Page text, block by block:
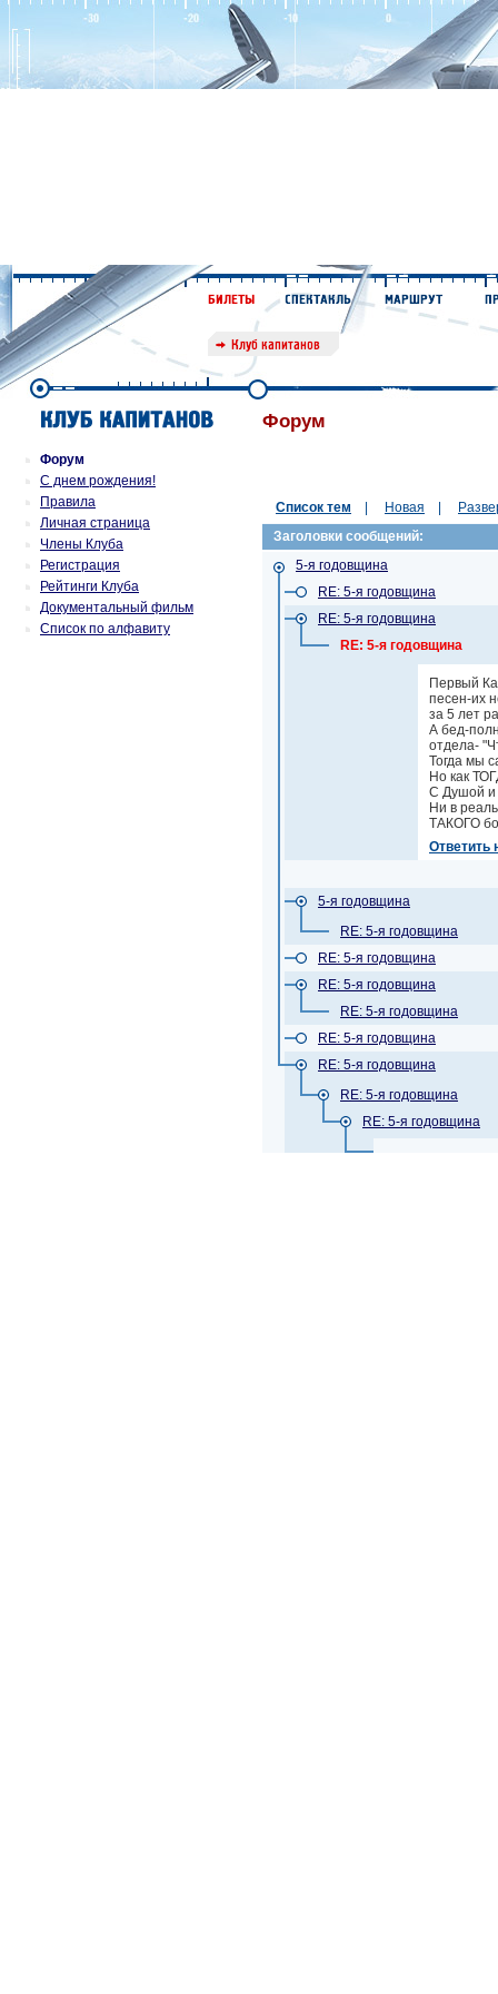
Форум
С днем рождения!
Правила
Личная страница
Члены Клуба
Регистрация
Рейтинги Клуба
Документальный фильм
Список по алфавиту
Форум
Список тем Новая
Заголовки сообщений:
5-я годовщина
RE: 5-я годовщина
RE: 5-я годовщина
RE: 5-я годовщина
Первый
песен-их
за 5 лет
А бед-
отдела-
Тогда мы
Но как
С Душой и
Ни в
ТАКОГО
Ответить
5-я годовщина
RE: 5-я годовщина
RE: 5-я годовщина
RE: 5-я годовщина
RE: 5-я годовщина
RE: 5-я годовщина
RE: 5-я годовщина
RE: 5-я годовщина
RE: 5-я годовщина